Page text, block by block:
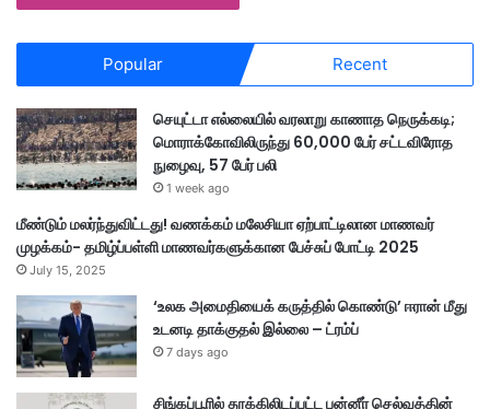
Popular Recent
செயுட்டா எல்லையில் வரலாறு காணாத நெருக்கடி;
மொராக்கோவிலிருந்து 60,000 பேர் சட்டவிரோத
நுழைவு, 57 பேர் பலி
1 week ago
மீண்டும் மலர்ந்துவிட்டது! வணக்கம் மலேசியா ஏற்பாட்டிலான மாணவர்
முழக்கம்- தமிழ்ப்பள்ளி மாணவர்களுக்கான பேச்சுப் போட்டி 2025
July 15, 2025
‘உலக அமைதியைக் கருத்தில் கொண்டு’ ஈரான் மீது
உடனடி தாக்குதல் இல்லை – ட்ரம்ப்
7 days ago
சிங்கப்பூரில் தூக்கிலிடப்பட்ட பன்னீர் செல்வத்தின்